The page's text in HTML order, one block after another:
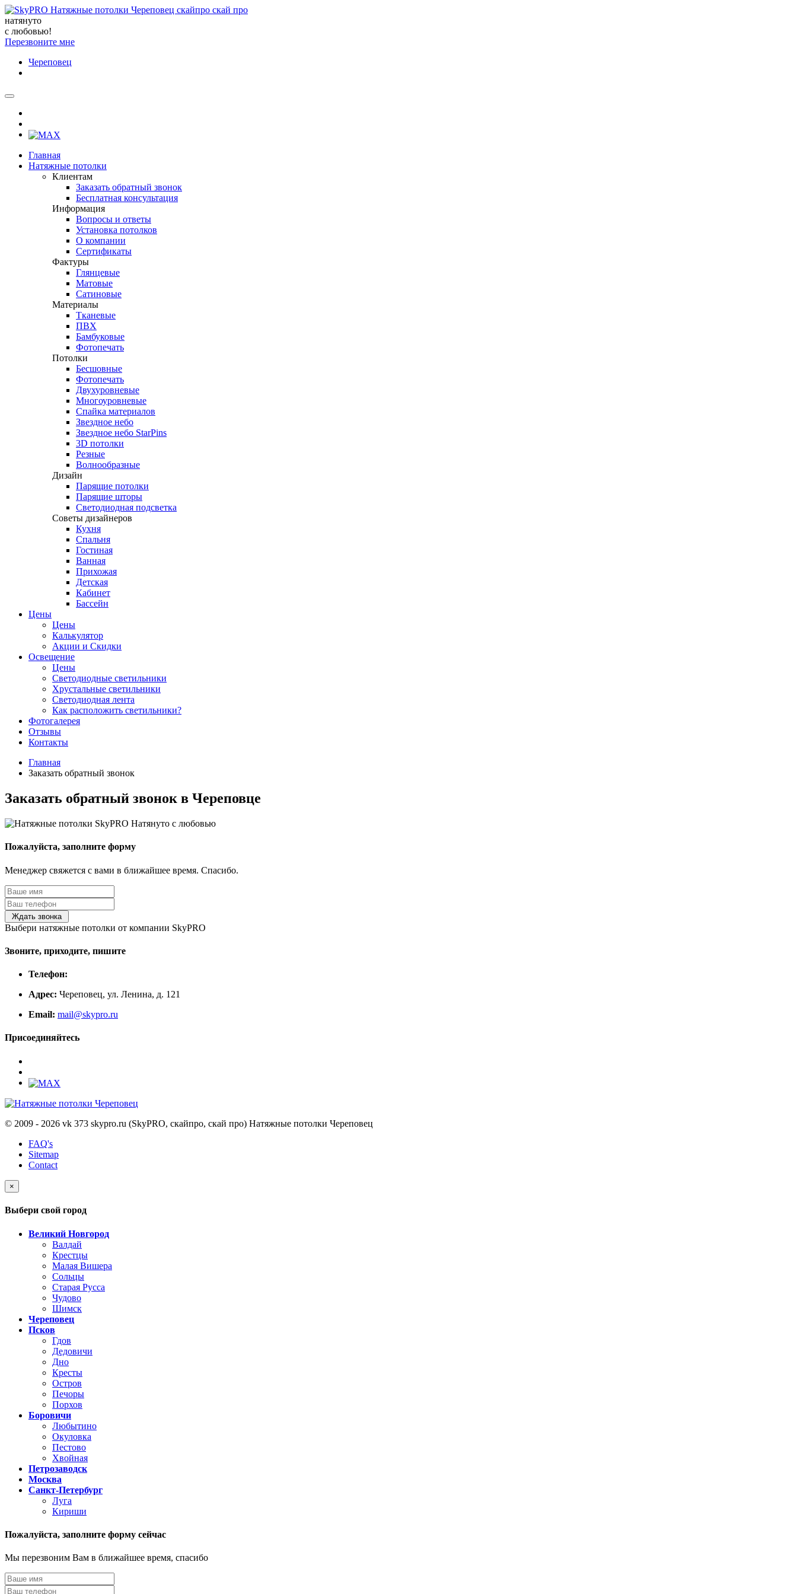
натянуто
с любовью!
Перезвоните мне
Череповец
Главная
Натяжные потолки
Клиентам
Заказать обратный звонок
Бесплатная консультация
Информация
Вопросы и ответы
Установка потолков
О компании
Сертификаты
Фактуры
Глянцевые
Матовые
Сатиновые
Материалы
Тканевые
ПВХ
Бамбуковые
Фотопечать
Потолки
Бесшовные
Фотопечать
Двухуровневые
Многоуровневые
Спайка материалов
Звездное небо
Звездное небо StarPins
3D потолки
Резные
Волнообразные
Дизайн
Парящие потолки
Парящие шторы
Светодиодная подсветка
Советы дизайнеров
Кухня
Спальня
Гостиная
Ванная
Прихожая
Детская
Кабинет
Бассейн
Цены
Цены
Калькулятор
Акции и Скидки
Освещение
Цены
Светодиодные светильники
Хрустальные светильники
Светодиодная лента
Как расположить светильники?
Фотогалерея
Отзывы
Контакты
Главная
Заказать обратный звонок
Заказать обратный звонок в Череповце
Пожалуйста, заполните форму
Менеджер свяжется с вами в ближайшее время. Спасибо.
Выбери натяжные потолки от компании SkyPRO
Звоните, приходите, пишите
Телефон:
Адрес: Череповец, ул. Ленина, д. 121
Email: mail@skypro.ru
Присоединяйтесь
© 2009 - 2026 vk 373 skypro.ru (SkyPRO, скайпро, скай про) Натяжные потолки Череповец
FAQ's
Sitemap
Contact
×
Выбери свой город
Великий Новгород
Валдай
Крестцы
Малая Вишера
Сольцы
Старая Русса
Чудово
Шимск
Череповец
Псков
Гдов
Дедовичи
Дно
Кресты
Остров
Печоры
Порхов
Боровичи
Любытино
Окуловка
Пестово
Хвойная
Петрозаводск
Москва
Санкт-Петербург
Луга
Кириши
Пожалуйста, заполните форму сейчас
Мы перезвоним Вам в ближайшее время, спасибо